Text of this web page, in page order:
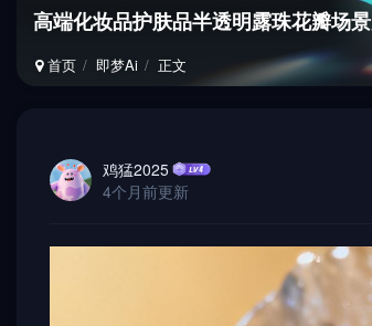
高端化妆品护肤品半透明露珠花瓣场
首页 即梦Ai 正文
鸡猛2025
4个月前更新